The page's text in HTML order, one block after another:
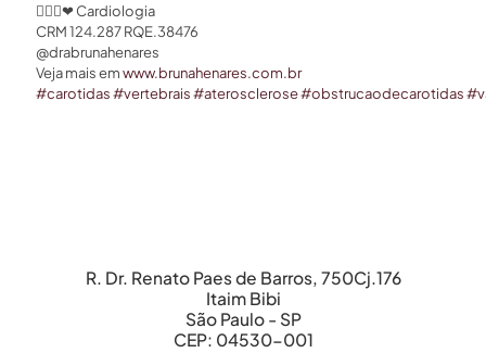
👩🏻‍⚕❤ Cardiologia
CRM 124.287 RQE.38476
@drabrunahenares
Veja mais emwww.brunahenares.com.br
#carotidas#vertebrais#aterosclerose#obstrucaodecarotidas#
R. Dr. Renato Paes de Barros, 750Cj.176
Itaim Bibi
São Paulo - SP
CEP: 04530-001